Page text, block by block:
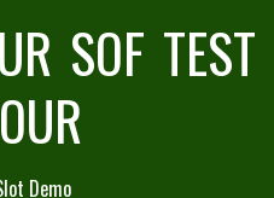
SOF TEST
Demo